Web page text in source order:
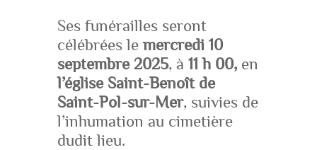
Ses funérailles seront
célébrées le mercredi 10
septembre 2025, à 11 h 00,en
l’église Saint-Benoît de
Saint-Pol-sur-Mer, suivies de
l’inhumation au cimetière
dudit lieu.